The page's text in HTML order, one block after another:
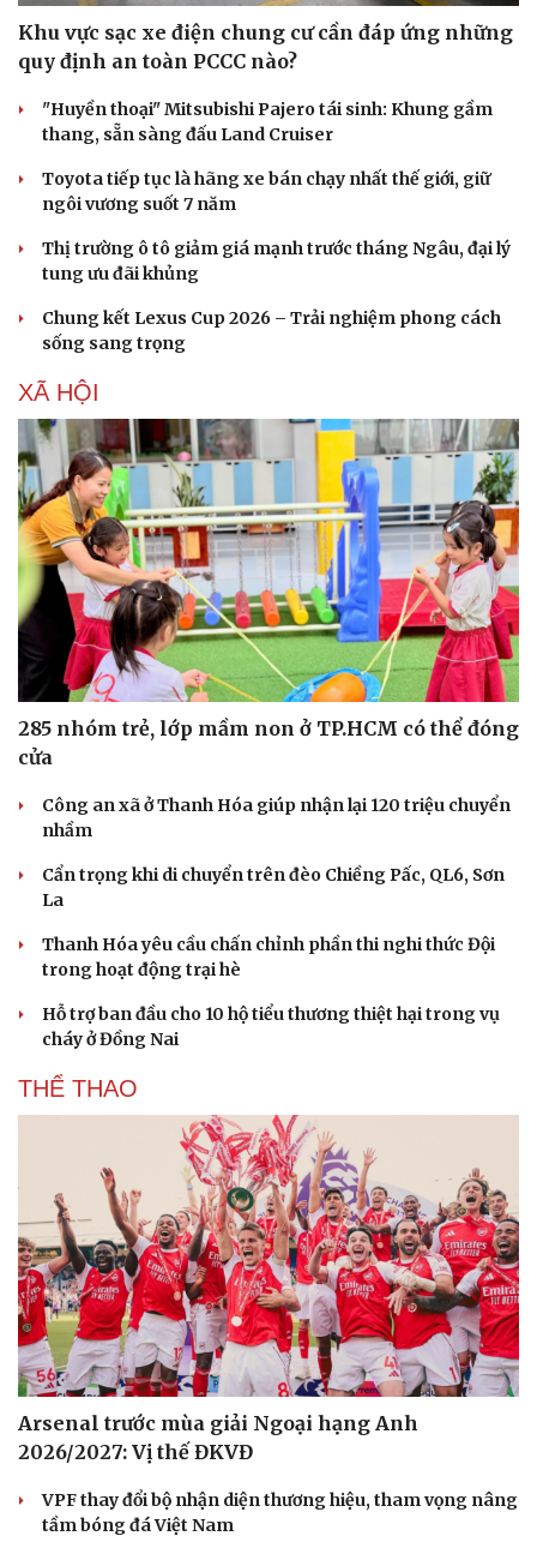
Cây thuốc
Sản phụ khoa
Nhi khoa
Làm đẹp - giảm cân
Phòng mạch online
Blog
Tình yêu - Gia đình
Khu vực sạc xe điện chung cư cần đáp ứng những
quy định an toàn PCCC nào?
"Huyền thoại" Mitsubishi Pajero tái sinh: Khung gầm
thang, sẵn sàng đấu Land Cruiser
Toyota tiếp tục là hãng xe bán chạy nhất thế giới, giữ
ngôi vương suốt 7 năm
Thị trường ô tô giảm giá mạnh trước tháng Ngâu, đại lý
tung ưu đãi khủng
Chung kết Lexus Cup 2026 – Trải nghiệm phong cách
sống sang trọng
XÃ HỘI
285 nhóm trẻ, lớp mầm non ở TP.HCM có thể đóng
cửa
Công an xã ở Thanh Hóa giúp nhận lại 120 triệu chuyển
nhầm
Cẩn trọng khi di chuyển trên đèo Chiềng Pấc, QL6, Sơn
La
Thanh Hóa yêu cầu chấn chỉnh phần thi nghi thức Đội
trong hoạt động trại hè
Hỗ trợ ban đầu cho 10 hộ tiểu thương thiệt hại trong vụ
cháy ở Đồng Nai
THỂ THAO
Arsenal trước mùa giải Ngoại hạng Anh
2026/2027: Vị thế ĐKVĐ
VPF thay đổi bộ nhận diện thương hiệu, tham vọng nâng
tầm bóng đá Việt Nam